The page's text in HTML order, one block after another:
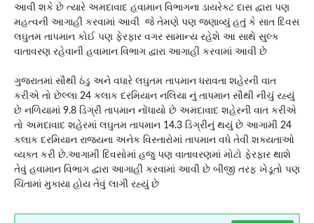
આવી શકે છે ત્યારે અમદાવાદ હવામાન વિભાગના ડાયરેક્ટ દાસ દ્વારા પણ
મહત્વની આગાહી કરવામાં આવી જે તેમણે પણ જણાવ્યું હતું કે સાત દિવસ
લઘુતમ તાપમાન કોઈ પણ ફેરફાર વગર સામાન્ય રહેશે આ સાથે સુલ્ક
વાતાવરણ રહેવાની હવામાન વિભાગ દ્વારા આગાહી કરવામાં આવી છે
ગુજરાતમાં સૌથી ઠંડુ અને વધારે લઘુતમ તાપમાન ધરાવતા શહેરની વાત
કરીએ તો છેલ્લા 24 કલાક દરમિયાન નલિયા નું તાપમાન સૌથી નીચું રહ્યું
છે નળિયામાં 9.8 ડિગ્રી તાપમાન નોંધાયો છે અમદાવાદ શહેરની વાત કરીએ
તો અમદાવાદ શહેરમાં લઘુતમ તાપમાન 14.3 ડિગ્રીનું થયું છે આગામી 24
કલાક દરમિયાન રાજ્યના અનેક વિસ્તારોમાં તાપમાન વધે તેવી શક્યતાઓ
વ્યક્ત કરી છે.આગામી દિવસોમાં હજુ પણ વાતાવરણમાં મોટો ફેરફાર થાશે
તેવું હવામાન વિભાગ દ્વારા આગાહી કરવામાં આવી છે બીજી તરફ ખેડૂતો પણ
ચિંતામાં મુકાયા હોય તેવું લાગી રહ્યું છે